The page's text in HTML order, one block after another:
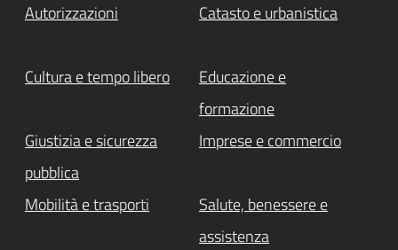
Autorizzazioni Catasto e urbanistica
Cultura e tempo libero
Educazione e
formazione
Giustizia e sicurezza
pubblica
Imprese e commercio
Mobilità e trasporti
Salute, benessere e
assistenza